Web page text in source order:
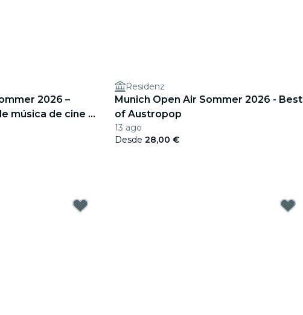
2026 –
música de cine –
John Williams y
Residenz
Munich Open Air Sommer 2026 - Best
of Austropop
13 ago
Desde 28,00 €